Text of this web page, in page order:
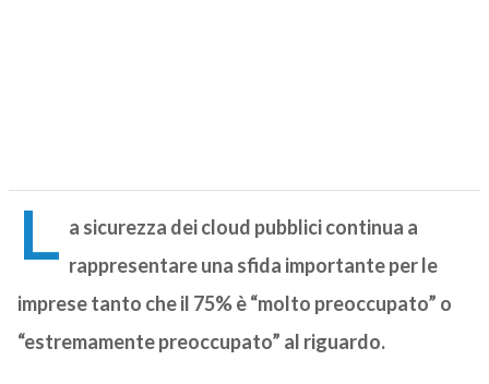
L a sicurezza dei cloud pubblici continua a
rappresentare una sfida importante per le
imprese tanto che il 75% è “molto preoccupato” o
“estremamente preoccupato” al riguardo.